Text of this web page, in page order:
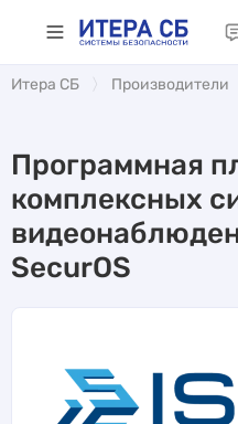
Итера СБ Производители
Программная
комплексных
SecurOS